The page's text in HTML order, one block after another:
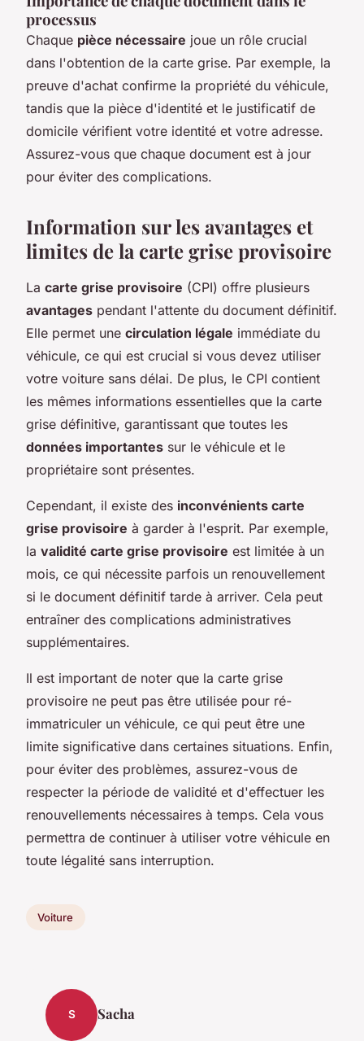
processus
Chaque pièce nécessaire joue un rôle crucial
dans l'obtention de la carte grise. Par exemple, la
preuve d'achat confirme la propriété du véhicule,
tandis que la pièce d'identité et le justificatif de
domicile vérifient votre identité et votre adresse.
Assurez-vous que chaque document est à jour
pour éviter des complications.
Information sur les avantages et
limites de la carte grise provisoire
La carte grise provisoire (CPI) offre plusieurs
avantages pendant l'attente du document définitif.
Elle permet une circulation légale immédiate du
véhicule, ce qui est crucial si vous devez utiliser
votre voiture sans délai. De plus, le CPI contient
les mêmes informations essentielles que la carte
grise définitive, garantissant que toutes les
données importantes sur le véhicule et le
propriétaire sont présentes.
Cependant, il existe des inconvénients carte
grise provisoire à garder à l'esprit. Par exemple,
la validité carte grise provisoire est limitée à un
mois, ce qui nécessite parfois un renouvellement
si le document définitif tarde à arriver. Cela peut
entraîner des complications administratives
supplémentaires.
Il est important de noter que la carte grise
provisoire ne peut pas être utilisée pour ré-
immatriculer un véhicule, ce qui peut être une
limite significative dans certaines situations. Enfin,
pour éviter des problèmes, assurez-vous de
respecter la période de validité et d'effectuer les
renouvellements nécessaires à temps. Cela vous
permettra de continuer à utiliser votre véhicule en
toute légalité sans interruption.
Voiture
S Sacha